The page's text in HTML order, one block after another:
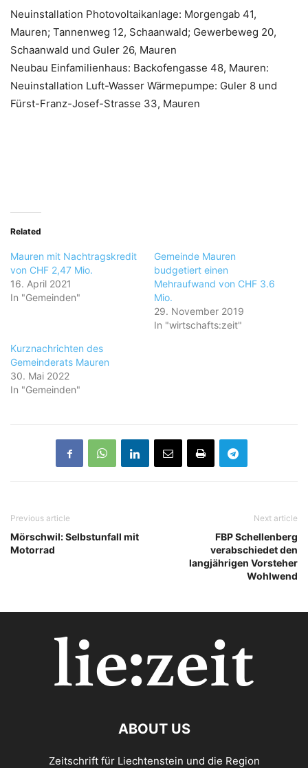
Neuinstallation Photovoltaikanlage: Morgengab 41,
Mauren; Tannenweg 12, Schaanwald; Gewerbeweg 20,
Schaanwald und Guler 26, Mauren
Neubau Einfamilienhaus: Backofengasse 48, Mauren:
Neuinstallation Luft-Wasser Wärmepumpe: Guler 8 und
Fürst-Franz-Josef-Strasse 33, Mauren
Related
Mauren mit Nachtragskredit
von CHF 2,47 Mio.
16. April 2021
In "Gemeinden"
Gemeinde Mauren
budgetiert einen
Mehraufwand von CHF 3.6
Mio.
29. November 2019
In "wirtschafts:zeit"
Kurznachrichten des
Gemeinderats Mauren
30. Mai 2022
In "Gemeinden"
Previous article
Mörschwil: Selbstunfall mit
Motorrad
Next article
FBP Schellenberg
verabschiedet den
langjährigen Vorsteher
Wohlwend
ABOUT US
Zeitschrift für Liechtenstein und die Region